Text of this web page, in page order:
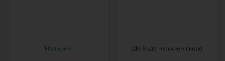
Наличен Ще бъде наличен скоро